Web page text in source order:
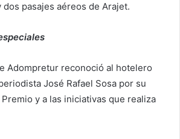
pasajes aéreos de Arajet.
Adompretur reconoció al hotelero
José Rafael Sosa por su
y a las iniciativas que realiza